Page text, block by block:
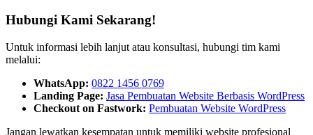
Hubungi Kami Sekarang!
Untuk informasi lebih lanjut atau konsultasi, hubungi tim kami
melalui:
WhatsApp: 0822 1456 0769
Landing Page: Jasa Pembuatan Website Berbasis WordPress
Checkout on Fastwork: Pembuatan Website WordPress
Jangan lewatkan kesempatan untuk memiliki website profesional